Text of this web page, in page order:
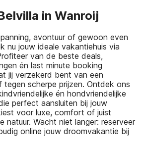
in Wanroij
avontuur of gewoon even
nu jouw ideale vakantiehuis via
van de beste deals,
én last minute booking
jij verzekerd bent van een
tegen scherpe prijzen. Ontdek ons
én hondvriendelijke
perfect aansluiten bij jouw
voor luxe, comfort of juist
natuur. Wacht niet langer: reserveer
online jouw droomvakantie bij